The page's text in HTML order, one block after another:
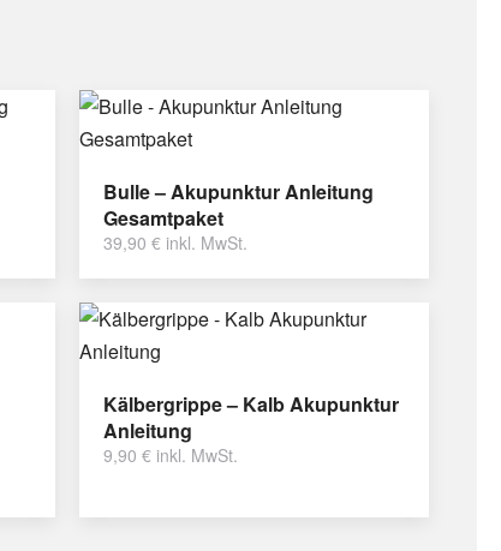
Bulle – Akupunktur Anleitung
Gesamtpaket
39,90 € inkl. MwSt.
Kälbergrippe – Kalb Akupunktur
Anleitung
9,90 € inkl. MwSt.